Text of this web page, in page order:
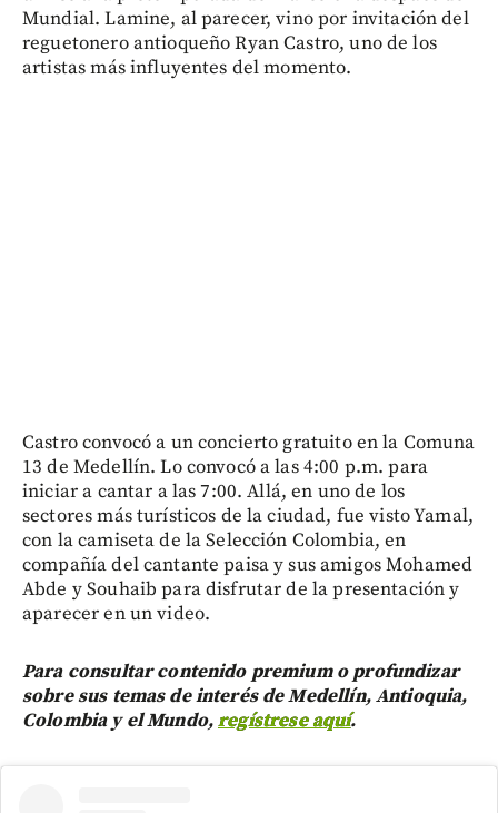
Mundial. Lamine, al parecer, vino por invitación del
reguetonero antioqueño Ryan Castro, uno de los
artistas más influyentes del momento.
Castro convocó a un concierto gratuito en la Comuna
13 de Medellín. Lo convocó a las 4:00 p.m. para
iniciar a cantar a las 7:00. Allá, en uno de los
sectores más turísticos de la ciudad, fue visto Yamal,
con la camiseta de la Selección Colombia, en
compañía del cantante paisa y sus amigos Mohamed
Abde y Souhaib para disfrutar de la presentación y
aparecer en un video.
Para consultar contenido premium o profundizar
sobre sus temas de interés de Medellín, Antioquia,
Colombia y el Mundo,regístrese aquí.